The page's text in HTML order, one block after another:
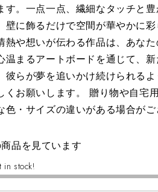
す。一点一点、繊細なタッチと
壁に飾るだけで空間が華やかに
熱や想いが伝わる作品は、あな
温まるアートボードを通じて、
彼らが夢を追いかけ続けられる
くお願いします。 贈り物や自宅
色・サイズの違いがある場合が
品を見ています
in stock!